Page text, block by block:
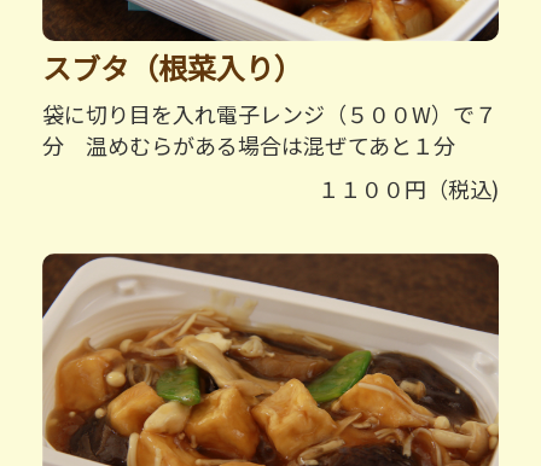
スブタ（根菜入り）
袋に切り目を入れ電子レンジ（５００W）で７
分 温めむらがある場合は混ぜてあと１分
１１００円（税込)